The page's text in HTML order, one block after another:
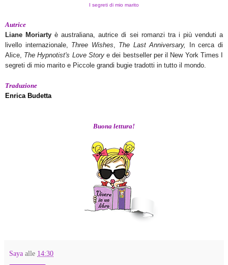
I segreti di mio marito
Autrice
Liane Moriarty è australiana, autrice di sei romanzi tra i più venduti a
livello internazionale, Three Wishes The Last Anniversary,
In cerca di
Alice, The Hypnotist's Love Storye dei bestseller per il New York Times I
segreti di mio marito e Piccole grandi bugie tradotti in tutto il mondo.
Traduzione
Enrica Budetta
Buona lettura!
Saya alle 14:30